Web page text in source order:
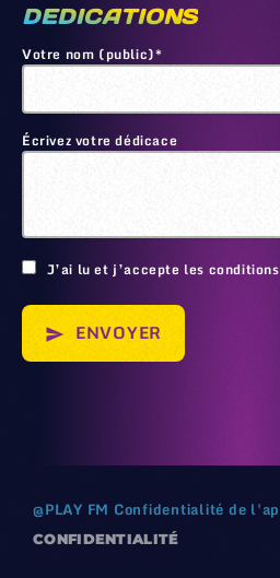
DEDICATIONS
Votre nom (public)*
Écrivez votre dédicace
J’ai lu et j’accepte les
send ENVOYER
@PLAY FM Confidentialité de
CONFIDENTIALITÉ